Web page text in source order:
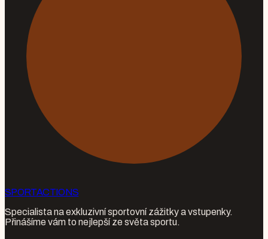
SPORTACTIONS
Specialista na exkluzivní sportovní zážitky a vstupenky.
Přinášíme vám to nejlepší ze světa sportu.